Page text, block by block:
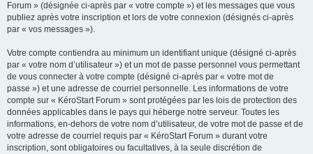
Forum » (désignée ci-après par « votre compte ») et les messages que vous
publiez après votre inscription et lors de votre connexion (désignés ci-après
par « vos messages »).
Votre compte contiendra au minimum un identifiant unique (désigné ci-après
par « votre nom d’utilisateur ») et un mot de passe personnel vous permettant
de vous connecter à votre compte (désigné ci-après par « votre mot de
passe ») et une adresse de courriel personnelle. Les informations de votre
compte sur « KéroStart Forum » sont protégées par les lois de protection des
données applicables dans le pays qui héberge notre serveur. Toutes les
informations, en-dehors de votre nom d’utilisateur, de votre mot de passe et de
votre adresse de courriel requis par « KéroStart Forum » durant votre
inscription, sont obligatoires ou facultatives, à la seule discrétion de